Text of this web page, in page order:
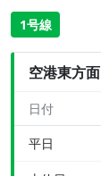
1号線
空港東方面
日付
平日